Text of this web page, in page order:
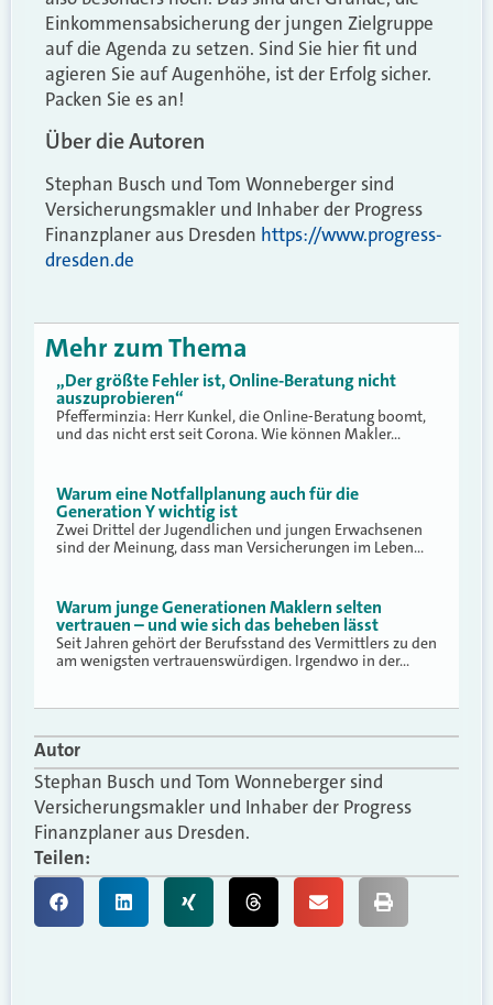
Einkommensabsicherung der jungen Zielgruppe
auf die Agenda zu setzen. Sind Sie hier fit und
agieren Sie auf Augenhöhe, ist der Erfolg sicher.
Packen Sie es an!
Über die Autoren
Stephan Busch und Tom Wonneberger sind
Versicherungsmakler und Inhaber der Progress
Finanzplaner aus Dresden https://www.progress-
dresden.de
Mehr zum Thema
„Der größte Fehler ist, Online-Beratung nicht
auszuprobieren“
Pfefferminzia: Herr Kunkel, die Online-Beratung boomt,
und das nicht erst seit Corona. Wie können Makler…
Warum eine Notfallplanung auch für die
Generation Y wichtig ist
Zwei Drittel der Jugendlichen und jungen Erwachsenen
sind der Meinung, dass man Versicherungen im Leben…
Warum junge Generationen Maklern selten
vertrauen – und wie sich das beheben lässt
Seit Jahren gehört der Berufsstand des Vermittlers zu den
am wenigsten vertrauenswürdigen. Irgendwo in der…
Autor
Stephan Busch und Tom Wonneberger sind
Versicherungsmakler und Inhaber der Progress
Finanzplaner aus Dresden.
Teilen: